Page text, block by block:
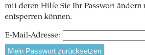
mit deren Hilfe Sie Ihr Passwort
entsperren können.
E-Mail-Adresse: